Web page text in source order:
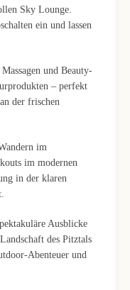
Sky Lounge.
ein und lassen
und Beauty-
– perfekt
der frischen
im
im modernen
in der klaren
Ausblicke
des Pitztals
Abenteuer und